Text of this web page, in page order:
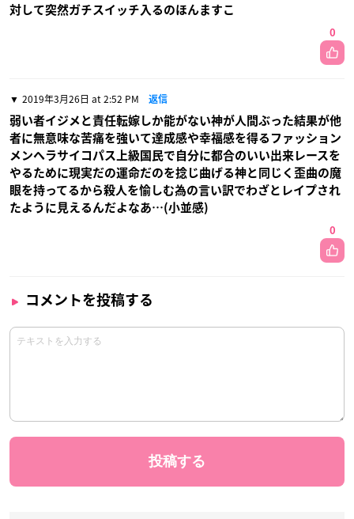
対して突然ガチスイッチ入るのほんますこ
0
2019年3月26日 at 2:52 PM 返信
弱い者イジメと責任転嫁しか能がない神が人間ぶった結果が他
者に無意味な苦痛を強いて達成感や幸福感を得るファッション
メンヘラサイコパス上級国民で自分に都合のいい出来レースを
やるために現実だの運命だのを捻じ曲げる神と同じく歪曲の魔
眼を持ってるから殺人を愉しむ為の言い訳でわざとレイプされ
たように見えるんだよなあ…(小並感)
0
コメントを投稿する